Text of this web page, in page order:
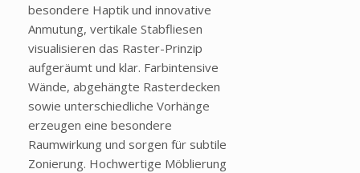
besondere Haptik und innovative
Anmutung, vertikale Stabfliesen
visualisieren das Raster-Prinzip
aufgeräumt und klar. Farbintensive
Wände, abgehängte Rasterdecken
sowie unterschiedliche Vorhänge
erzeugen eine besondere
Raumwirkung und sorgen für subtile
Zonierung. Hochwertige Möblierung